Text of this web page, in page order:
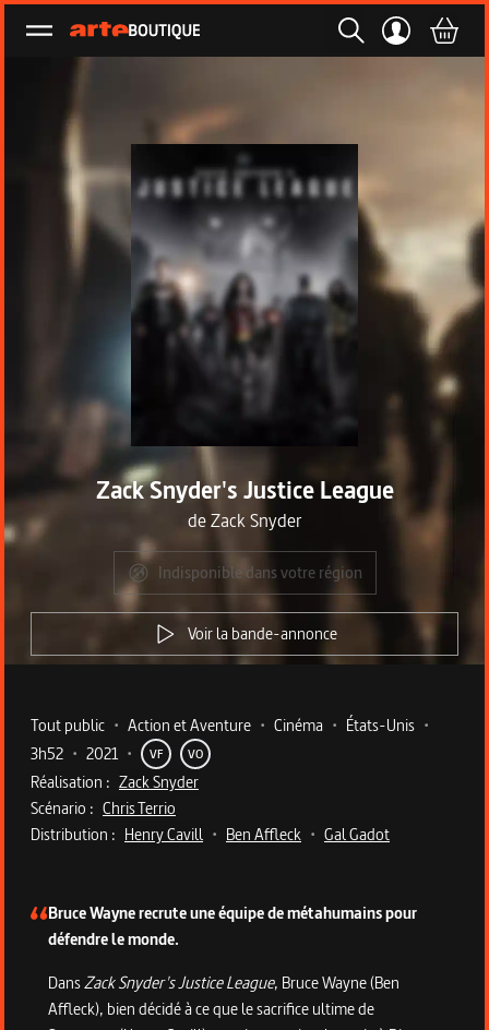
Ouvrir le menu
Zack Snyder's Justice League
deZack Snyder
Indisponible dans votre région
Voir la bande-annonce
Metadata du programme
Tout public • Action et Aventure • Cinéma • États-Unis •
3h52 • 2021 • VF VO
Réalisation : Zack Snyder
Scénario : Chris Terrio
Distribution : Henry Cavill • Ben Affleck • Gal Gadot
Bruce Wayne recrute une équipe de métahumains pour
défendre le monde.
DansZack Snyder's Justice League, Bruce Wayne (Ben
Affleck), bien décidé à ce que le sacrifice ultime de